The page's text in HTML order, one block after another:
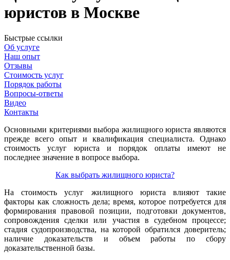
юристов в Москве
Быстрые ссылки
Об услуге
Наш опыт
Отзывы
Стоимость услуг
Порядок работы
Вопросы-ответы
Видео
Контакты
Основными критериями выбора жилищного юриста являются
прежде всего опыт и квалификация специалиста. Однако
стоимость услуг юриста и порядок оплаты имеют не
последнее значение в вопросе выбора.
Как выбрать жилищного юриста?
На стоимость услуг жилищного юриста влияют такие
факторы как сложность дела; время, которое потребуется для
формирования правовой позиции, подготовки документов,
сопровождения сделки или участия в судебном процессе;
стадия судопроизводства, на которой обратился доверитель;
наличие доказательств и объем работы по сбору
доказательственной базы.